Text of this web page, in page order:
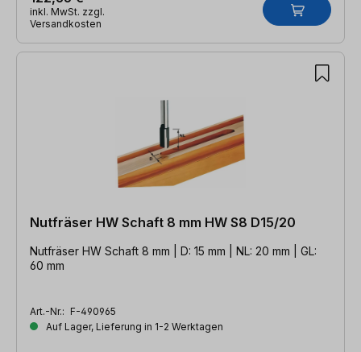
inkl. MwSt. zzgl.
Versandkosten
Nutfräser HW Schaft 8 mm HW S8 D15/20
Nutfräser HW Schaft 8 mm | D: 15 mm | NL: 20 mm | GL:
60 mm
Art.-Nr.: F-490965
Auf Lager, Lieferung in 1-2 Werktagen